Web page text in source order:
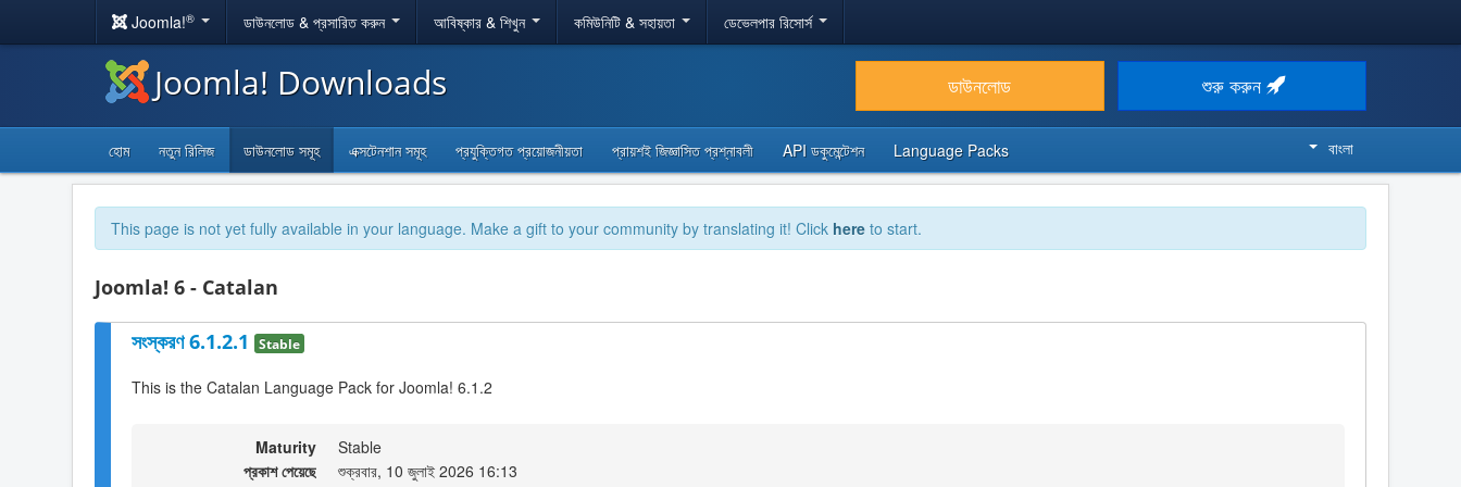
Joomla!® ডাউনলোড & প্রসারিত করুন আবিষ্কার & শিখুন কমিউনিটি & সহায়তা ডেভেলপার রিসোর্স
Joomla! Downloads ডাউনলোড শুরু করুন
হোম নতুন রিলিজ ডাউনলোড সমূহ এক্সটেনশান সমূহ প্রযুক্তিগত প্রয়োজনীয়তা প্রায়শই জিজ্ঞাসিত প্রশ্নাবলী API ডকুমেন্টেশন Language Packs বাংলা
This page is not yet fully available in your language. Make a gift to your community by translating it! Click here to start.
Joomla! 6 - Catalan
সংস্করণ 6.1.2.1 Stable
This is the Catalan Language Pack for Joomla! 6.1.2
Maturity
Stable
প্রকাশ পেয়েছে
শুক্রবার, 10 জুলাই 2026 16:13